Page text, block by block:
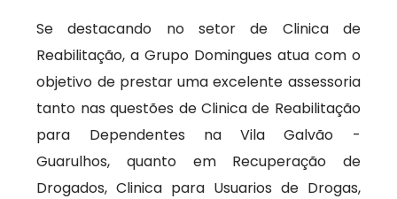
Se destacando no setor de Clinica de
Reabilitação, a Grupo Domingues atua com o
objetivo de prestar uma excelente assessoria
tanto nas questões de Clinica de Reabilitação
para Dependentes na Vila Galvão -
Guarulhos, quanto em Recuperação de
Drogados, Clinica para Usuarios de Drogas,